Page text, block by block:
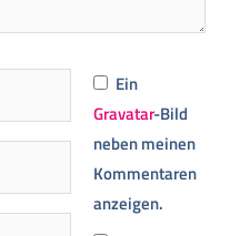
Ein
Gravatar-Bild
neben meinen
Kommentaren
anzeigen.